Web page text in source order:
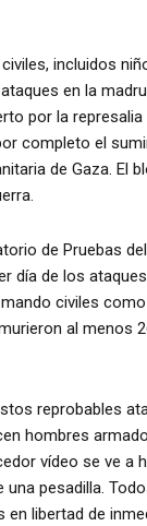
incluidos
en la
por la
completo el
de Gaza. El
de Pruebas
día de los
civiles
al menos
reprobables
hombres
vídeo se ve a
pesadilla.
libertad de